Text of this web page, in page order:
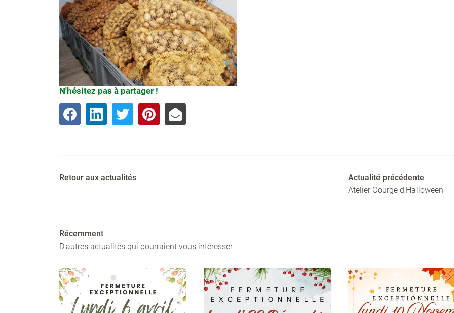
N'hésitez pas à partager !
Retour aux actualités
Actualité précédente
Atelier Courge d'Halloween
Récemment
D'autres actualités qui pourraient vous intéresser